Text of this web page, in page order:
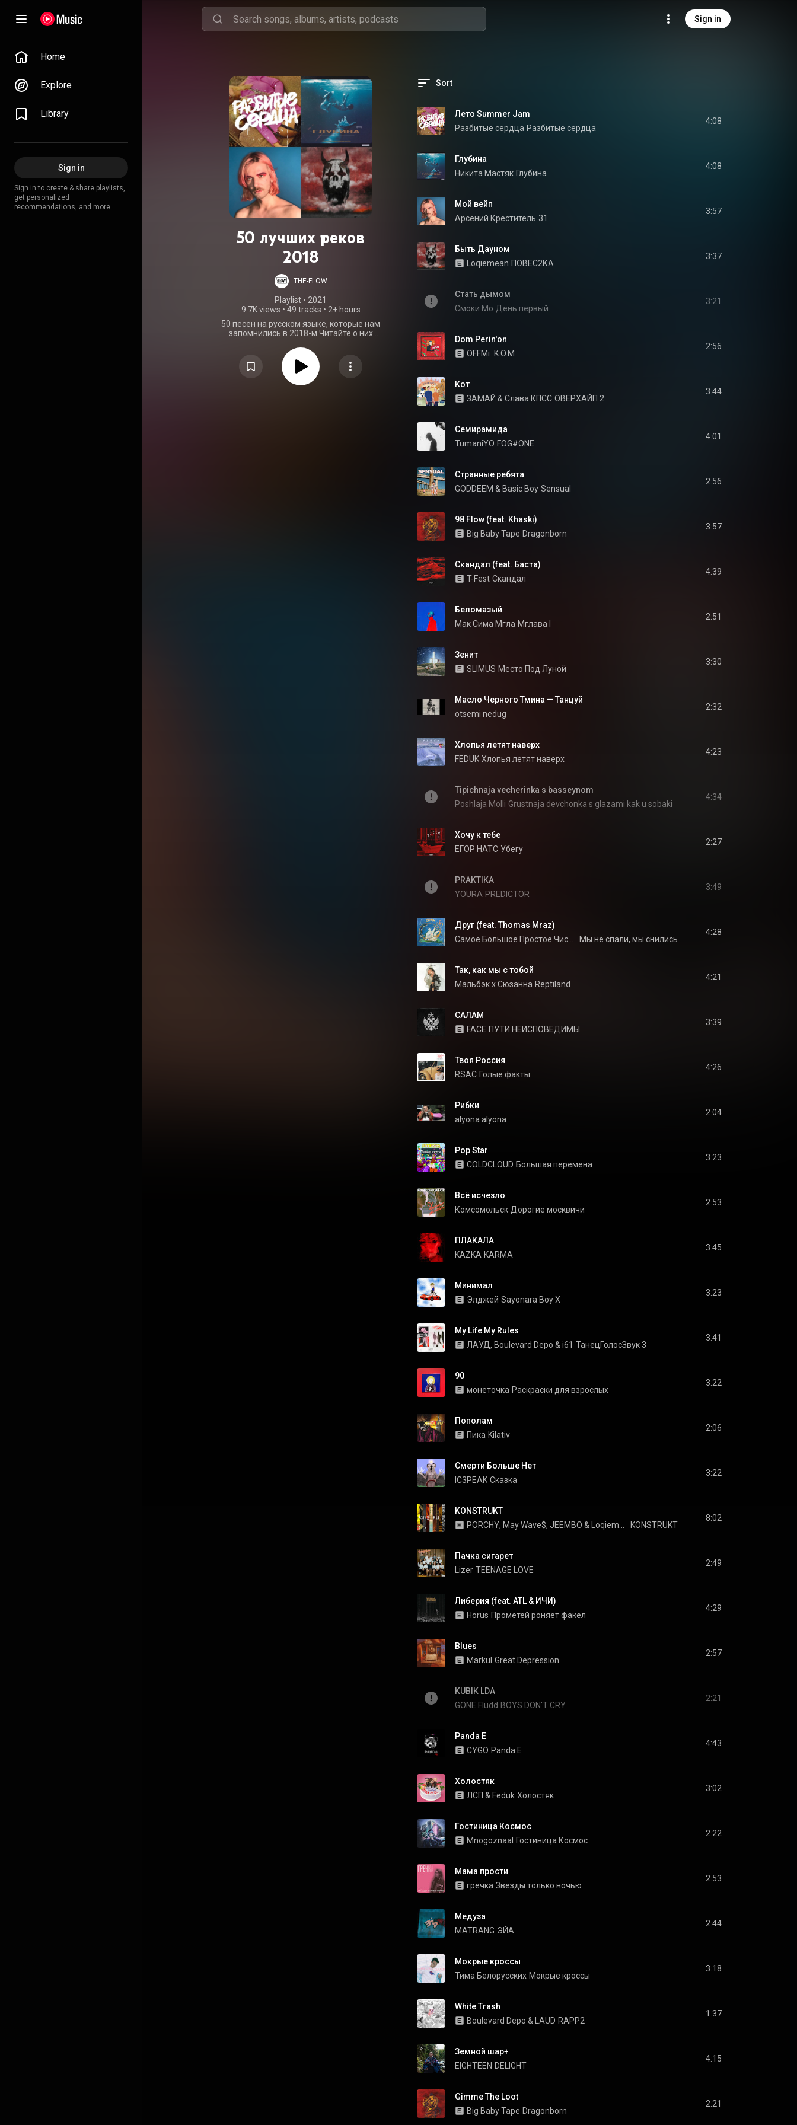
Sign in
Home
Explore
Library
Sign in
Sign in to create & share playlists,
get personalized
recommendations, and more.
50 лучших треков
2018
THE-FLOW
Playlist • 2021
9.7K views • 49 tracks • 2+ hours
50 песен на русском языке, которые нам
запомнились в 2018-м Читайте о них
Sort
Лето Summer Jam
Разбитые сердца Разбитые сердца
4:08
Глубина
Никита Мастяк Глубина
4:08
Мой вейп
Арсений Креститель 31
3:57
Быть Дауном
Loqiemean ПОВЕС2КА
3:37
Стать дымом
Смоки Мо День первый
3:21
Dom Perin'on
OFFMi
.K.O.M
2:56
Кот
ЗАМАЙ & Слава КПСС ОВЕРХАЙП 2
3:44
Семирамида
TumaniYO FOG#ONE
4:01
Странные ребята
GODDEEM & Basic Boy Sensual
2:56
98 Flow (feat. Khaski)
Big Baby Tape Dragonborn
3:57
Скандал (feat. Баста)
T-Fest Скандал
4:39
Беломазый
Мак Сима Мгла Мглава I
2:51
Зенит
SLIMUS Место Под Луной
3:30
Масло Черного Тмина — Танцуй
otsemi nedug
2:32
Хлопья летят наверх
FEDUK Хлопья летят наверх
4:23
Tipichnaja vecherinka s basseynom
Poshlaja Molli Grustnaja devchonka s glazami kak u sobaki
4:34
Хочу к тебе
ЕГОР НАТС Убегу
2:27
PRAKTIKA
YOURA PREDICTOR
3:49
Друг (feat. Thomas Mraz)
Мы не спали, мы снились
4:28
Так, как мы с тобой
Мальбэк х Сюзанна Reptiland
4:21
САЛАМ
FACE ПУТИ НЕИСПОВЕДИМЫ
3:39
Твоя Россия
RSAC Голые факты
4:26
Рибки
alyona alyona
2:04
Pop Star
COLDCLOUD Большая перемена
3:23
Всё исчезло
Комсомольск Дорогие москвичи
2:53
ПЛАКАЛА
KAZKA KARMA
3:45
Минимал
Элджей Sayonara Boy X
3:23
My Life My Rules
ЛАУД , Boulevard Depo & i61 ТанецГолосЗвук 3
3:41
90
монеточка Раскраски для взрослых
3:22
Пополам
Пика Kilativ
2:06
Смерти Больше Нет
IC3PEAK Сказка
3:22
KONSTRUKT
PORCHY, May Wave$, JEEMBO & KONSTRUKT
8:02
Пачка сигарет
Lizer TEENAGE LOVE
2:49
Либерия (feat. ATL & ИЧИ)
Horus Прометей роняет факел
4:29
Blues
Markul Great Depression
2:57
KUBIK LDA
GONE.Fludd BOYS DON'T CRY
2:21
Panda E
CYGO Panda E
4:43
Холостяк
ЛСП & Feduk Холостяк
3:02
Гостиница Космос
Mnogoznaal
Гостиница Космос
2:22
Мама прости
гречка Звезды только ночью
2:53
Медуза
MATRANG ЭЙА
2:44
Мокрые кроссы
Тима Белорусских Мокрые кроссы
3:18
White Trash
Boulevard Depo & LAUD RAPP2
1:37
Земной шар+
EIGHTEEN DELIGHT
4:15
Gimme The Loot
Big Baby Tape Dragonborn
2:21